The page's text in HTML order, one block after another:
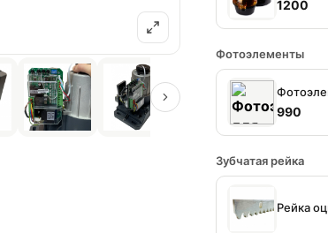
1200
Фотоэлементы
990
Зубчатая рейка
Рейка